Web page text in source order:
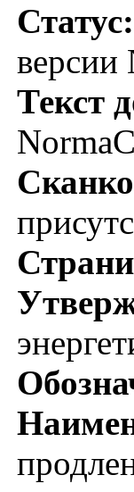
Статус:
версии
Текст